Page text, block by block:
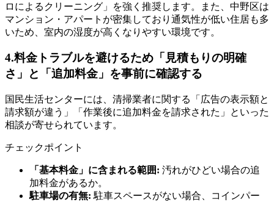
ロによるクリーニング」を強く推奨します。また、中野区は
マンション・アパートが密集しており通気性が低い住居も多
いため、室内の湿度が高くなりやすい環境です。
4.料金トラブルを避けるため「見積もりの明確
さ」と「追加料金」を事前に確認する
国民生活センターには、清掃業者に関する「広告の表示額と
請求額が違う」「作業後に追加料金を請求された」といった
相談が寄せられています。
チェックポイント
「基本料金」に含まれる範囲: 汚れがひどい場合の追
加料金があるか。
駐車場の有無: 駐車スペースがない場合、コインパー